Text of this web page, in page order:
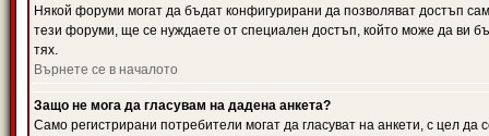
Някой форуми могат да бъдат конфигурирани да позволяват достъп
тези форуми, ще се нуждаете от специален достъп, който може да ви
тях.
Върнете се в началото
Защо не мога да гласувам на дадена анкета?
Само регистрирани потребители могат да гласуват на анкети, с цел